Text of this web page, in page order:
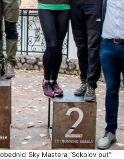
Sky Mastera “Sokolov put”